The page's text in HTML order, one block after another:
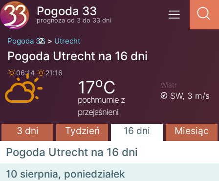
Pogoda 33
prognoza od 3 do 33 dni
Pogoda 33 Utrecht
Pogoda Utrecht na 16 dni
06:14 21:16
17oC
pochmurnie z
przejaśnieni
Wiatr
SW, 3 m/s
3 dni Tydzień 16 dni Miesiąc
Pogoda Utrecht na 16 dni
10 sierpnia, poniedziałek